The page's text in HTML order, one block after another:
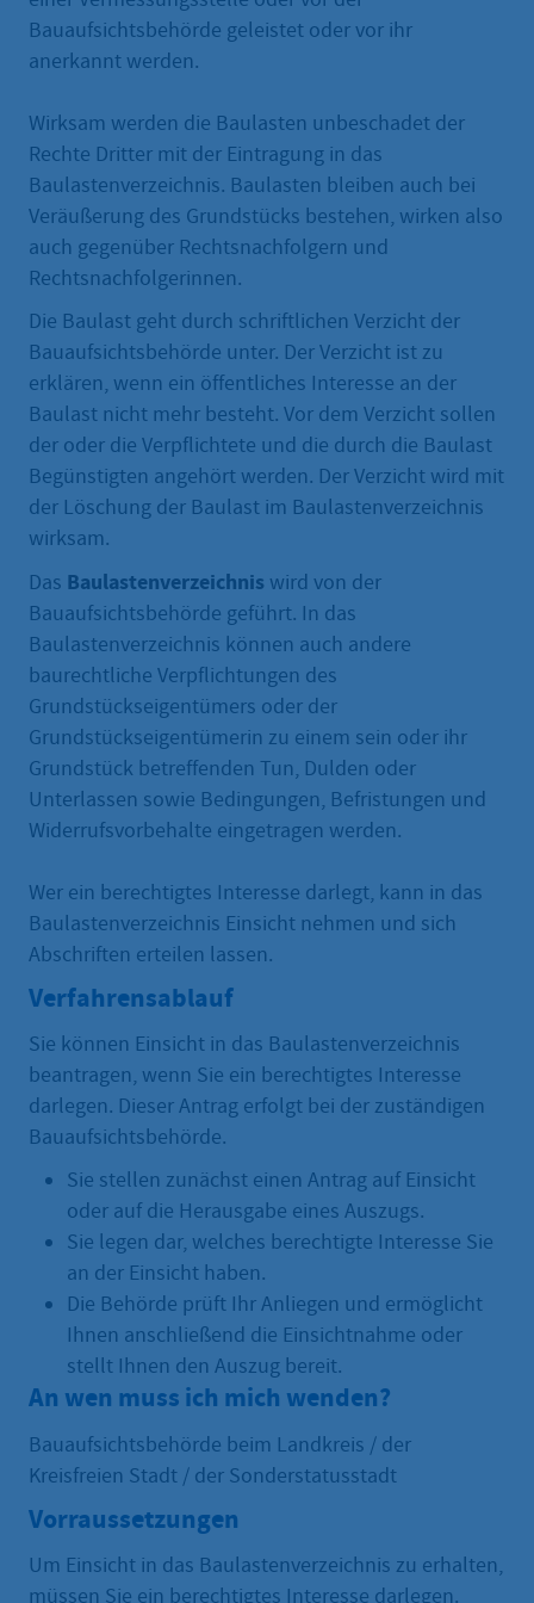
Bauaufsichtsbehörde geleistet oder vor ihr
anerkannt werden.
Wirksam werden die Baulasten unbeschadet der
Rechte Dritter mit der Eintragung in das
Baulastenverzeichnis. Baulasten bleiben auch bei
Veräußerung des Grundstücks bestehen, wirken also
auch gegenüber Rechtsnachfolgern und
Rechtsnachfolgerinnen.
Die Baulast geht durch schriftlichen Verzicht der
Bauaufsichtsbehörde unter. Der Verzicht ist zu
erklären, wenn ein öffentliches Interesse an der
Baulast nicht mehr besteht. Vor dem Verzicht sollen
der oder die Verpflichtete und die durch die Baulast
Begünstigten angehört werden. Der Verzicht wird mit
der Löschung der Baulast im Baulastenverzeichnis
wirksam.
Das Baulastenverzeichnis wird von der
Bauaufsichtsbehörde geführt. In das
Baulastenverzeichnis können auch andere
baurechtliche Verpflichtungen des
Grundstückseigentümers oder der
Grundstückseigentümerin zu einem sein oder ihr
Grundstück betreffenden Tun, Dulden oder
Unterlassen sowie Bedingungen, Befristungen und
Widerrufsvorbehalte eingetragen werden.
Wer ein berechtigtes Interesse darlegt, kann in das
Baulastenverzeichnis Einsicht nehmen und sich
Abschriften erteilen lassen.
Verfahrensablauf
Sie können Einsicht in das Baulastenverzeichnis
beantragen, wenn Sie ein berechtigtes Interesse
darlegen. Dieser Antrag erfolgt bei der zuständigen
Bauaufsichtsbehörde.
Sie stellen zunächst einen Antrag auf Einsicht
oder auf die Herausgabe eines Auszugs.
Sie legen dar, welches berechtigte Interesse Sie
an der Einsicht haben.
Die Behörde prüft Ihr Anliegen und ermöglicht
Ihnen anschließend die Einsichtnahme oder
stellt Ihnen den Auszug bereit.
An wen muss ich mich wenden?
Bauaufsichtsbehörde beim Landkreis / der
Kreisfreien Stadt / der Sonderstatusstadt
Vorraussetzungen
Um Einsicht in das Baulastenverzeichnis zu erhalten,
müssen Sie ein berechtigtes Interesse darlegen.